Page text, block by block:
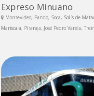
Expreso Minuano
Montevideo, Pando, Soca, Solís de
Mariscala, Piraraja, José Pedro Varela,